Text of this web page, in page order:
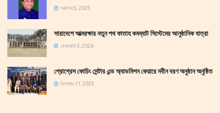
অক্টোবর 5, 2025
সারাদেশে আত্মরক্ষার নতুন পথ ফাতাহ কমব্যাট সিস্টেমের আনুষ্ঠানিক যাত্রা
ফেব্রুয়ারি 3, 2026
প্রোগ্রেস কোচিং সেন্টার এন্ড অ্যাডমিশন কেয়ারে নবীন বরণ অনুষ্ঠান অনুষ্ঠিত
ডিসেম্বর 11, 2025